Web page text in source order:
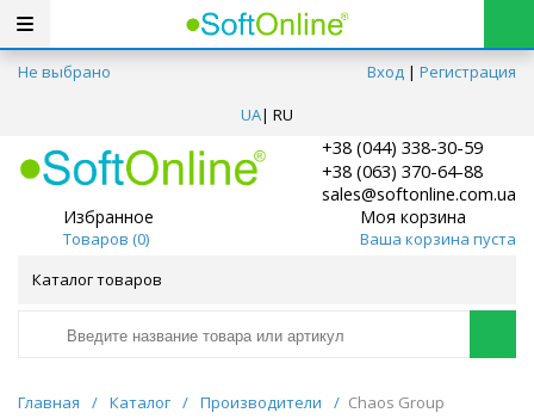
Не выбрано Вход | Регистрация
UA| RU
+38 (044) 338-30-59
+38 (063) 370-64-88
sales@softonline.com.ua
Избранное
Товаров (0)
Моя корзина
Ваша корзина пуста
Каталог товаров
Главная / Каталог / Производители / Chaos Group